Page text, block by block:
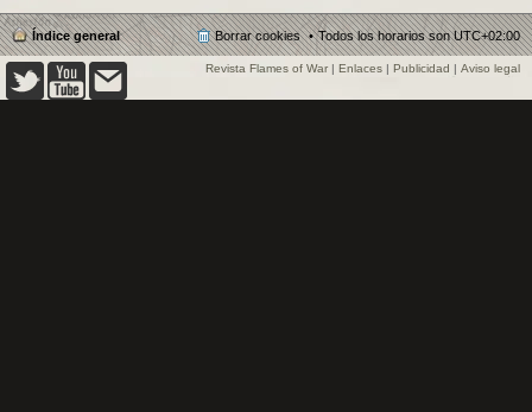
Índice general Todos los horarios sonUTC+02:00
Borrar cookies
Revista Flames of War | Enlaces | Publicidad | Aviso legal